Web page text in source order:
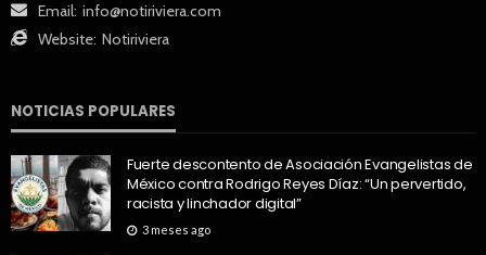
Email: info@notiriviera.com
Website: Notiriviera
NOTICIAS POPULARES
Fuerte descontento de Asociación Evangelistas de
México contra Rodrigo Reyes Díaz: “Un pervertido,
racista y linchador digital”
3 meses ago